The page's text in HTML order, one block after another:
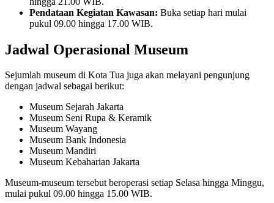
Pendataan Kegiatan Kawasan: Buka setiap hari mulai
pukul 09.00 hingga 17.00 WIB.
Jadwal Operasional Museum
Sejumlah museum di Kota Tua juga akan melayani pengunjung
dengan jadwal sebagai berikut:
Museum Sejarah Jakarta
Museum Seni Rupa & Keramik
Museum Wayang
Museum Bank Indonesia
Museum Mandiri
Museum Kebaharian Jakarta
Museum-museum tersebut beroperasi setiap Selasa hingga Minggu,
mulai pukul 09.00 hingga 15.00 WIB.